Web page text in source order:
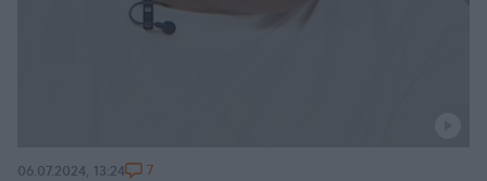
06.07.2024, 13:24 7